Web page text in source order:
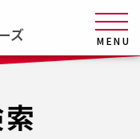
ズ MENU